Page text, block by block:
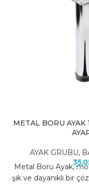
METAL BORU AYAK
AYAK GRUBU,
Metal Boru Ayak,
şık ve dayanıklı bir